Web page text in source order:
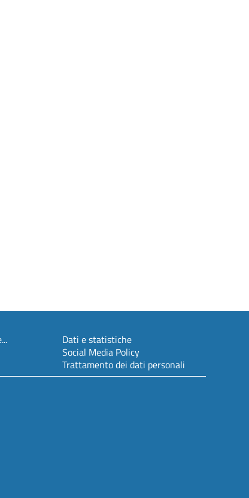
Dati e statistiche
Social Media Policy
Trattamento dei dati personali